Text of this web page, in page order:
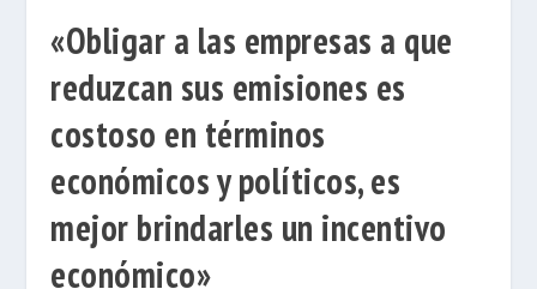
«Obligar a las empresas a que
reduzcan sus emisiones es
costoso en términos
económicos y políticos, es
mejor brindarles un incentivo
económico»